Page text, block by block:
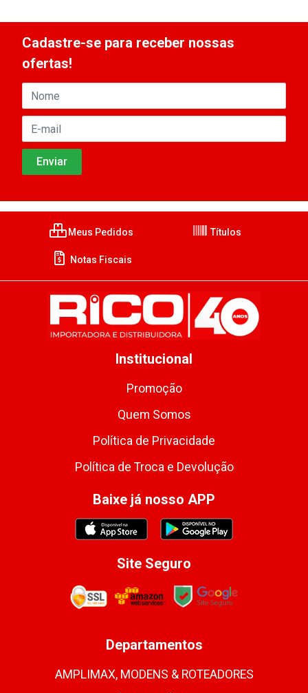
Cadastre-se para receber nossas
ofertas!
Meus Pedidos Títulos
Notas Fiscais
Institucional
Promoção
Quem Somos
Política de Privacidade
Política de Troca e Devolução
Baixe já nosso APP
Site Seguro
Departamentos
AMPLIMAX, MODENS & ROTEADORES